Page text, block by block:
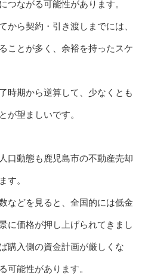
つながる可能性があります。
から契約・引き渡しまでには、
ことが多く、余裕を持ったスケ
時期から逆算して、少なくとも
が望ましいです。
口動態も鹿児島市の不動産売却
す。
などを見ると、全国的には低金
に価格が押し上げられてきまし
購入側の資金計画が厳しくな
可能性があります。